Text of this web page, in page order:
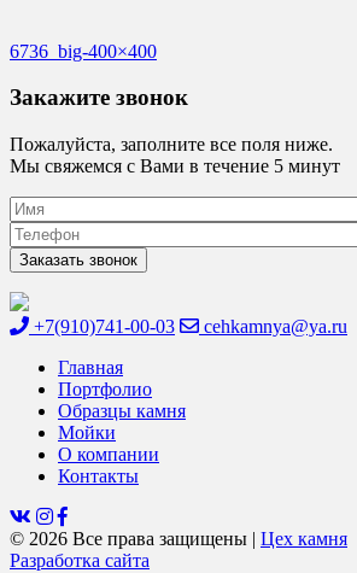
Навигация
по
6736_big-400×400
Закажите звонок
Пожалуйста, заполните все поля ниже.
Мы свяжемся с Вами в течение 5 минут
+7(910)741-00-03
cehkamnya@ya.ru
Главная
Портфолио
Образцы камня
Мойки
О компании
Контакты
© 2026 Все права защищены | Цех камня
Разработка сайта